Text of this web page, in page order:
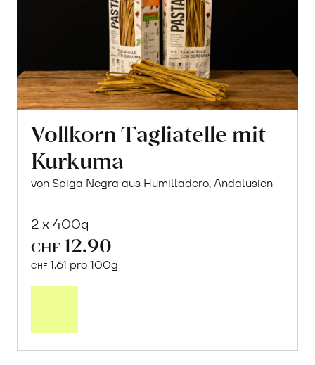
Vollkorn Tagliatelle mit
Kurkuma
von Spiga Negra aus Humilladero, Andalusien
2 x 400g
CHF 12.90
CHF 1.61 pro 100g